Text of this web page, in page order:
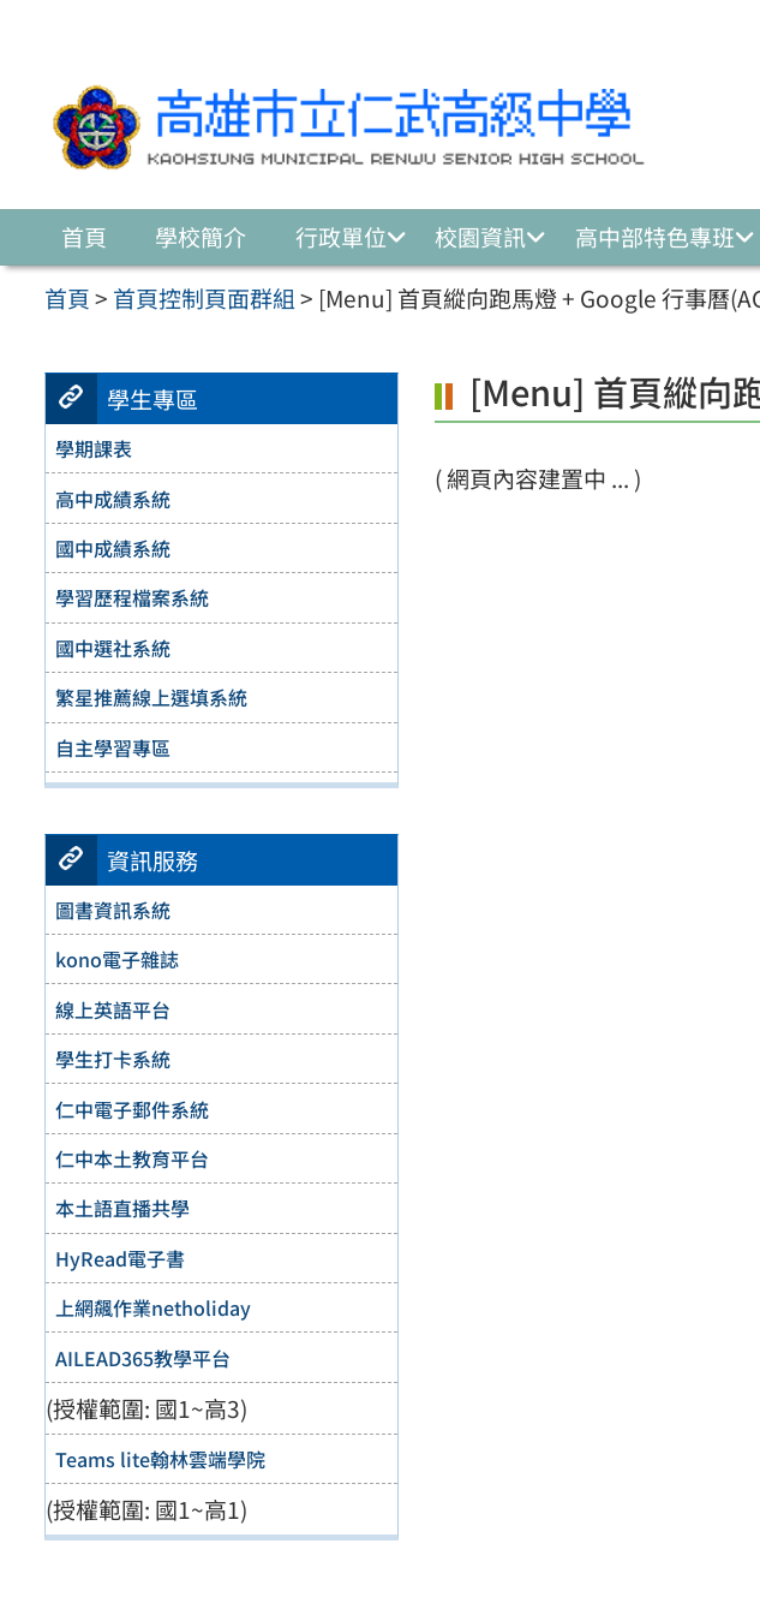
首頁 學校簡介 行政單位 校園資訊 高中部特色專班
首頁> 首頁控制頁面群組> [Menu] 首頁縱向跑馬燈 + Google 行事曆
學生專區
學期課表
高中成績系統
國中成績系統
學習歷程檔案系統
國中選社系統
繁星推薦線上選填系統
自主學習專區
資訊服務
圖書資訊系統
kono電子雜誌
線上英語平台
學生打卡系統
仁中電子郵件系統
仁中本土教育平台
本土語直播共學
HyRead電子書
上網飆作業netholiday
AILEAD365教學平台
(授權範圍: 國1~高3)
Teams lite翰林雲端學院
(授權範圍: 國1~高1)
[Menu] 首頁縱向
( 網頁內容建置中 ... )